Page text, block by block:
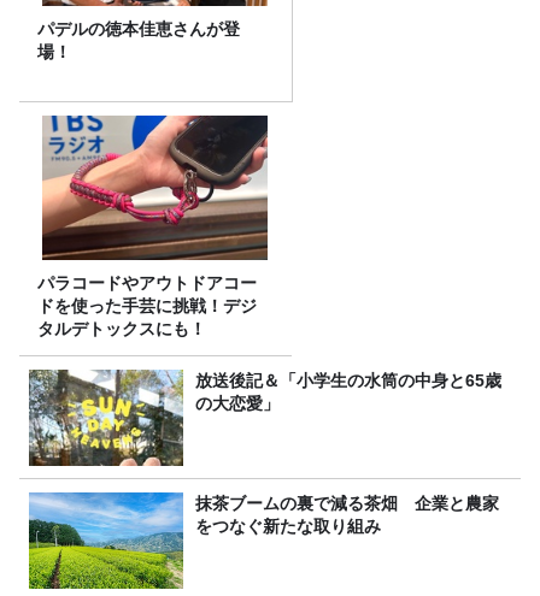
パデルの徳本佳恵さんが登
場！
パラコードやアウトドアコー
ドを使った手芸に挑戦！デジ
タルデトックスにも！
放送後記＆「小学生の水筒の中身と65歳
の大恋愛」
抹茶ブームの裏で減る茶畑 企業と農家
をつなぐ新たな取り組み